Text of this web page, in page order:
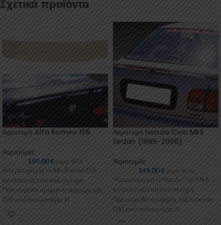
Σχετικά προϊόντα
Αεροτομή Alfa Romeo 156
Αεροτομές
199,00€ συμπ. ΦΠΑ
Η αεροτομή για το Alfa Romeo 156
κατασκευάζεται από σκληρή
Πολυουρεθάνη υψηλής πιέσεως και
ΟΧΙ από πολυεστέρα. Η
Πολυουρεθάνη είναι
Αεροτομή Honda Civic Mk6
Sedan (1995-2000)
Αεροτομές
149,00€ συμπ. ΦΠΑ
Η αεροτομή για το Honda Civic Mk6
κατασκευάζεται από σκληρή
Πολυουρεθάνη υψηλής πιέσεως και
ΟΧΙ από πολυεστέρα. Η
Πολυουρεθάνη είναι